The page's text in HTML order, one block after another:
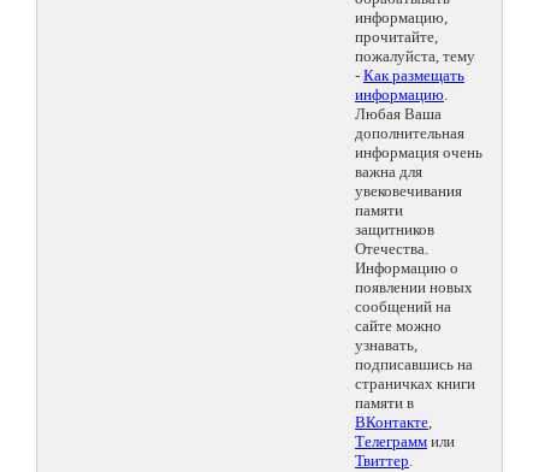
информацию,
прочитайте,
пожалуйста, тему
- Как размещать
информацию.
Любая Ваша
дополнительная
информация очень
важна для
увековечивания
памяти
защитников
Отечества.
Информацию о
появлении новых
сообщений на
сайте можно
узнавать,
подписавшись на
страничках книги
памяти в
ВКонтакте,
Телеграмм или
Твиттер.